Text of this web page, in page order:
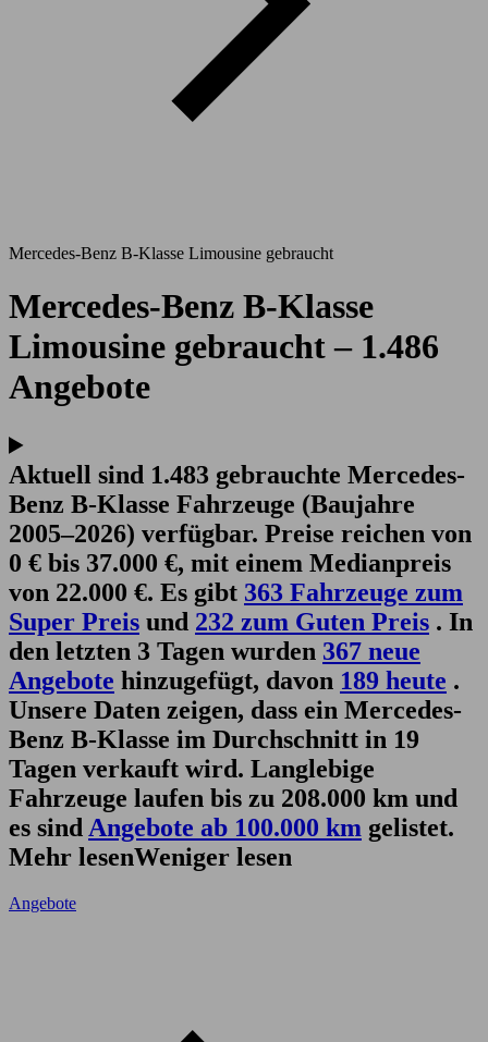
Mercedes-Benz B-Klasse Limousine gebraucht
Mercedes-Benz B-Klasse
Limousine gebraucht – 1.486
Angebote
Aktuell sind 1.483 gebrauchte Mercedes-
Benz B-Klasse Fahrzeuge (Baujahre
2005–2026) verfügbar. Preise reichen von
0 € bis 37.000 €, mit einem Medianpreis
von 22.000 €. Es gibt 363 Fahrzeuge zum
Super Preis und 232 zum Guten Preis . In
den letzten 3 Tagen wurden 367 neue
Angebote hinzugefügt, davon 189 heute .
Unsere Daten zeigen, dass ein Mercedes-
Benz B-Klasse im Durchschnitt in 19
Tagen verkauft wird. Langlebige
Fahrzeuge laufen bis zu 208.000 km und
es sind Angebote ab 100.000 km gelistet.
Mehr lesenWeniger lesen
Angebote